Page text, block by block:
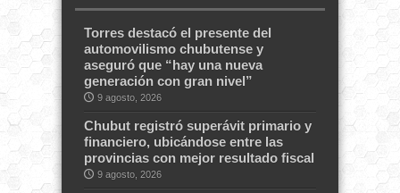
Torres destacó el presente del
automovilismo chubutense y
aseguró que “hay una nueva
generación con gran nivel”
9 agosto, 2026
Chubut registró superávit primario y
financiero, ubicándose entre las
provincias con mejor resultado fiscal
9 agosto, 2026